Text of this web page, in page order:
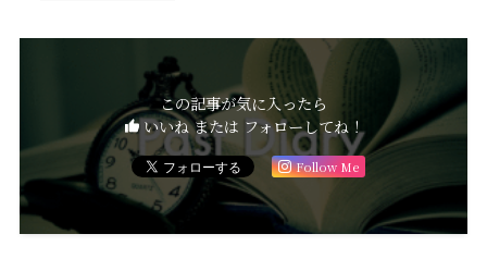
この記事が気に入ったら
いいね または フォローしてね！
Follow Me